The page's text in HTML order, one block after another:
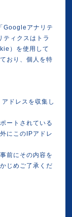
Googleアナリテ
ティクスはトラ
）を使用して
おり、個人を特
ドレスを収集し
ートされている
にこのIPアドレ
前にその内容を
じめご了承くだ